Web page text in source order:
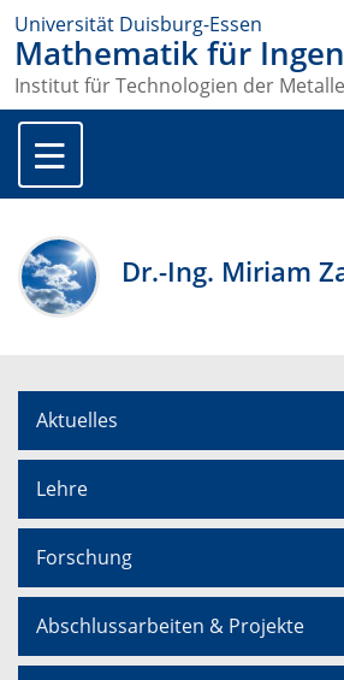
Universität Duisburg-Essen
Mathematik für
Institut für Technologien der Metalle
Dr.-Ing. Miriam
Aktuelles
Lehre
Forschung
Abschlussarbeiten & Projekte